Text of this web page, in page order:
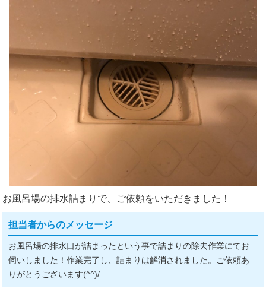
お風呂場の排水詰まりで、ご依頼をいただきました！
担当者からのメッセージ
お風呂場の排水口が詰まったという事で詰まりの除去作業にてお
伺いしました！作業完了し、詰まりは解消されました。ご依頼あ
りがとうございます(^^)/